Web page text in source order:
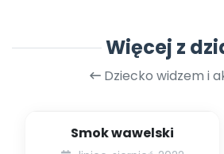
Więcej z
Dziecko widzem i
Smok wawelski